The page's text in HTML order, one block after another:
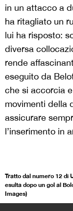
in un attacco a
ha ritagliato un
lui ha risposto:
diversa
rende
eseguito da
che si accorcia
movimenti della
assicurare
l’inserimento in
Tratto dal numero 12 di
esulta dopo un gol al
Images)